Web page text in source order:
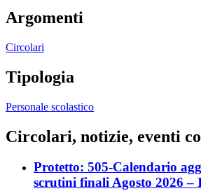
Argomenti
Circolari
Tipologia
Personale scolastico
Circolari, notizie, eventi
Protetto: 505-Calendario
scrutini finali Agosto 2026 –